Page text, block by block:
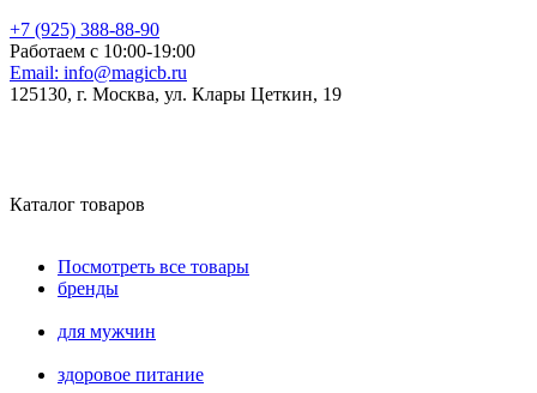
+7 (925) 388-88-90
Работаем с 10:00-19:00
Email: info@magicb.ru
125130, г. Москва, ул. Клары Цеткин, 19
Каталог товаров
Посмотреть все товары
бренды
для мужчин
здоровое питание